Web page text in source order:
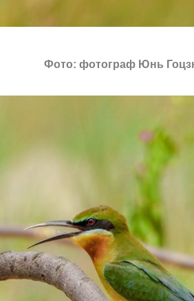
Фото: фотограф Юнь